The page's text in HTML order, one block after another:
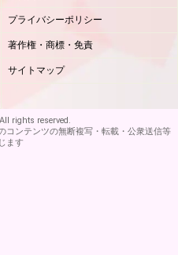
プライバシーポリシー
著作権・商標・免責
サイトマップ
rights reserved.
コンテンツの無断複写・転載・公衆送信等
ます